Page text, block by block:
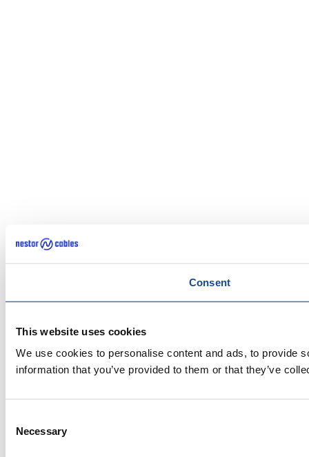
Consent
This website uses cookies
We use cookies to personalise content and ads, to provide
information that you’ve provided to them or that they’ve
Selection
Necessary